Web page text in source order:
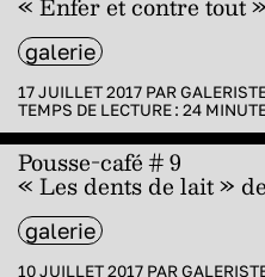
galerie
17 JUILLET 2017 PAR
TEMPS DE LECTURE : 24
Pousse-café # 9
« Les dents de lait »
galerie
10 JUILLET 2017 PAR